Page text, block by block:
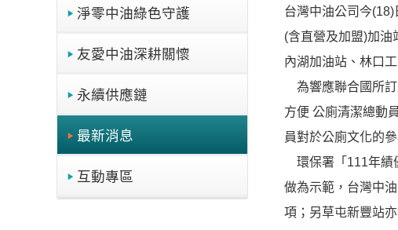
淨零中油綠色守護
友愛中油深耕關懷
永續供應鏈
最新消息
互動專區
台灣中油公司今
(含直營及加盟)加
內湖加油站、林口
為響應聯合國所訂
方便 公廁清潔總動
員對於公廁文化的
環保署「111年績
做為示範，台灣中
項；另草屯新豐站